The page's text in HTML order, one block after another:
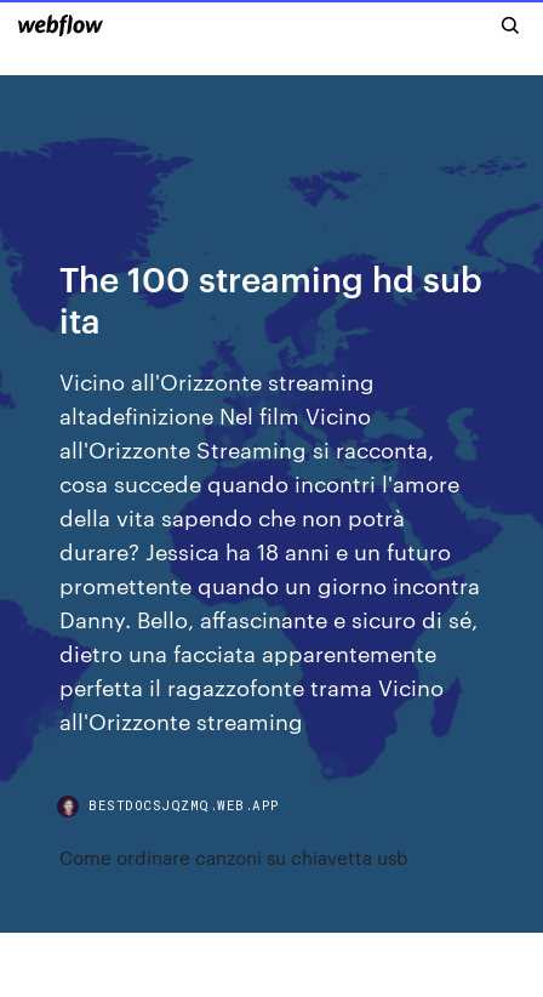
The 100 streaming hd sub
ita
Vicino all'Orizzonte streaming
altadefinizione Nel film Vicino
all'Orizzonte Streaming si racconta,
cosa succede quando incontri l'amore
della vita sapendo che non potrà
durare? Jessica ha 18 anni e un futuro
promettente quando un giorno incontra
Danny. Bello, affascinante e sicuro di sé,
dietro una facciata apparentemente
perfetta il ragazzofonte trama Vicino
all'Orizzonte streaming
BESTDOCSJQZMQ.WEB.APP
Come ordinare canzoni su chiavetta usb